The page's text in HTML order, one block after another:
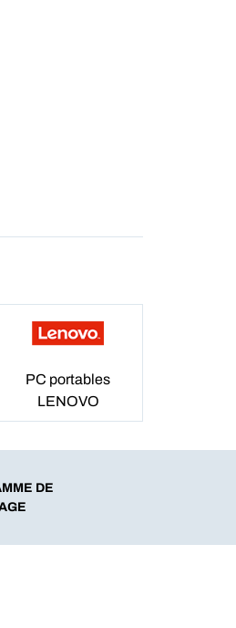
PC portables
LENOVO
DE